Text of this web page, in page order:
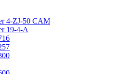
4-ZJ-50 CAM
19-4-A